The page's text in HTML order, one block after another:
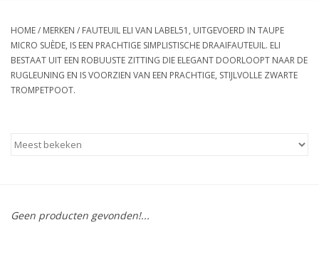
Nieuw!
Skulls
Meubels
HOME/ MERKEN / FAUTEUIL ELI VAN LABEL51, UITGEVOERD IN TAUPE
MICRO SUÈDE, IS EEN PRACHTIGE SIMPLISTISCHE DRAAIFAUTEUIL. ELI
BESTAAT UIT EEN ROBUUSTE ZITTING DIE ELEGANT DOORLOOPT NAAR DE
RUGLEUNING EN IS VOORZIEN VAN EEN PRACHTIGE, STIJLVOLLE ZWARTE
TROMPETPOOT.
Geen producten gevonden!...